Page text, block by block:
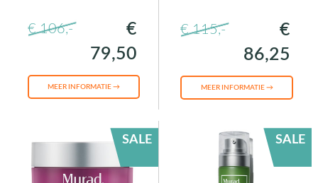
€ 106,-
€
79,50
MEER INFORMATIE →
€ 115,-
€
86,25
MEER INFORMATIE →
SALE SALE